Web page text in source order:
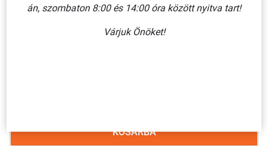
KOSÁRBA
án, szombaton 8:00 és 14:00 óra között nyitva tart!
Várjuk Önöket!